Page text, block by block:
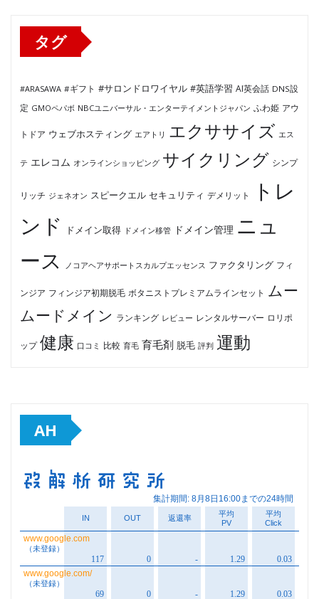
タグ
#ARASAWA #ギフト #サロンドロワイヤル #英語学習 AI英会話 DNS設
定 GMOペパボ NBCユニバーサル・エンターテイメントジャパン ふわ姫 アウ
トドア ウェブホスティング エアトリ エクササイズ エス
テ エレコム オンラインショッピング サイクリング シンプ
リッチ ジェネオン スピークエル セキュリティ デメリット
トレ
ンド
ドメイン取得 ドメイン移管 ドメイン管理 ニュ
ース
ノコアヘアサポートスカルプエッセンス ファクタリング フィ
ンジア フィンジア初期脱毛 ボタニストプレミアムラインセット ムー
ムードメイン ランキング レビュー レンタルサーバー ロリポ
ップ 健康 口コミ 比較 育毛 育毛剤 脱毛 評判 運動
AH